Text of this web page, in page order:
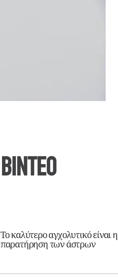
ΒΙΝΤΕΟ
Το καλύτερο αγχολυτικό είναι η
παρατήρηση των άστρων